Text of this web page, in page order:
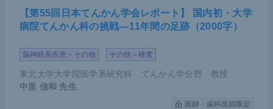
【第55回日本てんかん学会レポート】 国内初・大学
病院てんかん科の挑戦―11年間の足跡（2000字）
脳神経系疾患＞その他 その他＞検査
東北大学大学院医学系研究科 てんかん学分野 教授
中里 信和 先生
医師・歯科医師限定